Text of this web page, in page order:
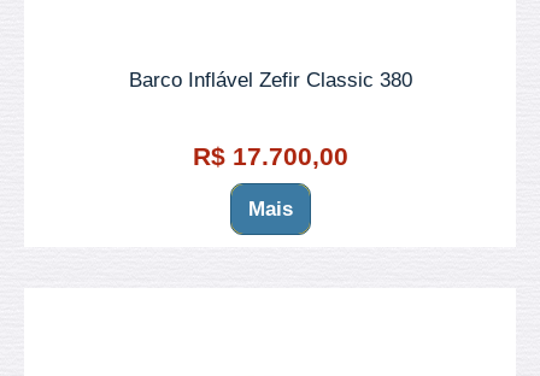
Barco Inflável Zefir Classic 380
R$ 17.700,00
Mais